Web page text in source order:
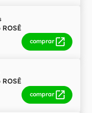
comprar
comprar